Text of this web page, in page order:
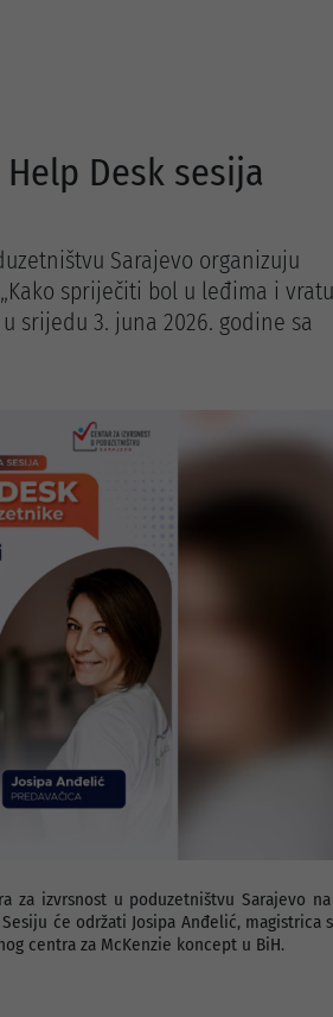
Desk sesija
Sarajevo organizuju
spriječiti bol u leđima i
srijedu 3. juna 2026. godine sa
za izvrsnost u poduzetništvu Sarajevo
će održati Josipa Anđelić, magistrica
centra za McKenzie koncept u BiH.